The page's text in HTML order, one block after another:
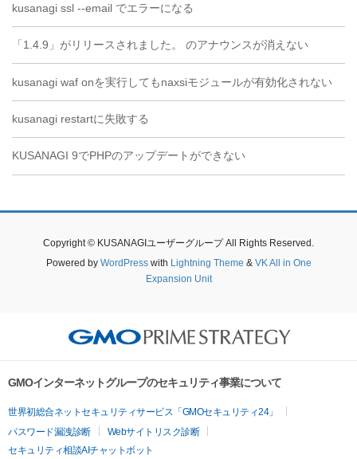
kusanagi ssl --email でエラーになる
「1.4.9」がリリースされました。 のアナウンスが消えない
kusanagi waf onを実行してもnaxsiモジュールが有効化されない
kusanagi restartに失敗する
KUSANAGI 9でPHPのアップデートができない
Copyright © KUSANAGIユーザーグループ All Rights Reserved.
Powered by WordPresswith Lightning Theme & VK All in One
Expansion Unit
GMOインターネットグループのセキュリティ事業について
世界初総合ネットセキュリティサービス「GMOセキュリティ24」
パスワード漏洩診断
Webサイトリスク診断
セキュリティ相談AIチャットボット